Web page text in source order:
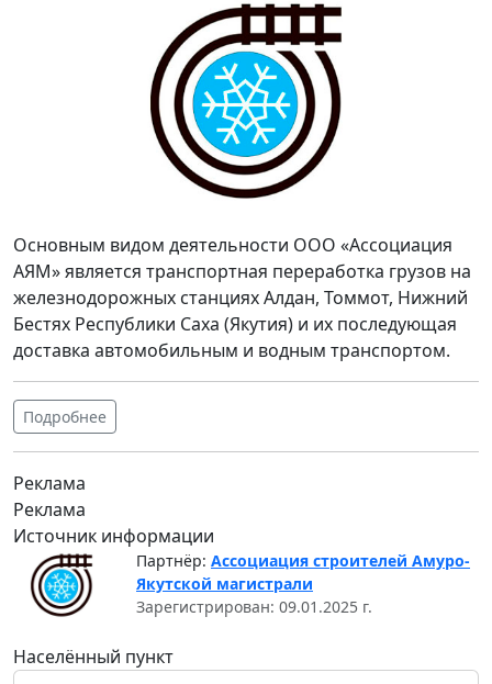
Основным видом деятельности ООО «Ассоциация
АЯМ» является транспортная переработка грузов на
железнодорожных станциях Алдан, Томмот, Нижний
Бестях Республики Саха (Якутия) и их последующая
доставка автомобильным и водным транспортом.
Подробнее
Реклама
Реклама
Источник информации
Партнёр: Ассоциация строителей Амуро-
Якутской магистрали
Зарегистрирован: 09.01.2025 г.
Населённый пункт